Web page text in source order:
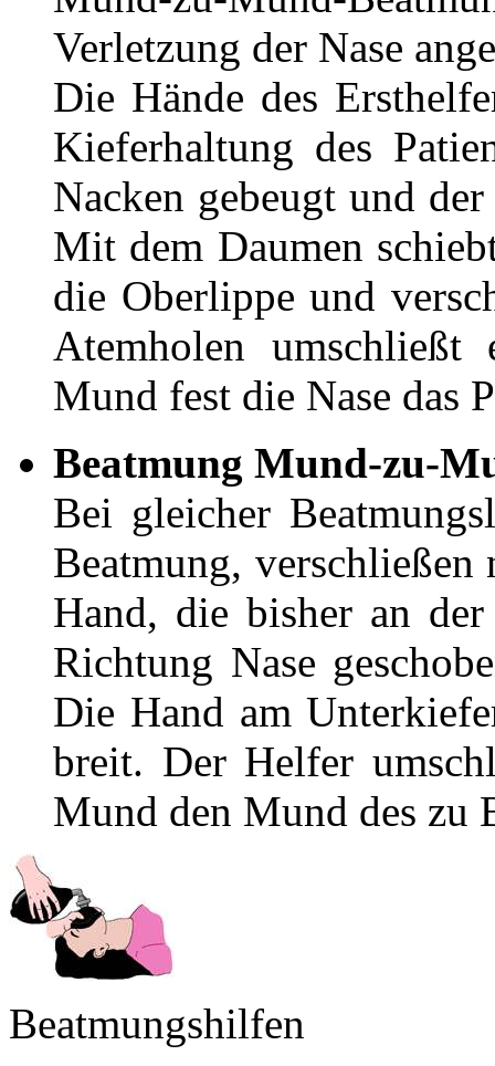
Verletzung der Nase
Die Hände des
Kieferhaltung des
Nacken gebeugt und
Mit dem Daumen
die Oberlippe und
Atemholen
Mund fest die Nase das
Beatmung Mund-zu-
Bei gleicher
Beatmung,
Hand, die bisher an
Richtung Nase
Die Hand am
breit. Der Helfer
Mund den Mund des zu
Beatmungshilfen